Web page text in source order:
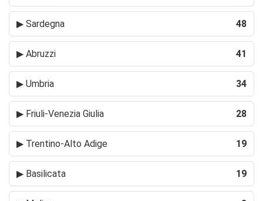
▶ Sardegna 48
▶ Abruzzi 41
▶ Umbria 34
▶ Friuli-Venezia Giulia 28
▶ Trentino-Alto Adige 19
▶ Basilicata 19